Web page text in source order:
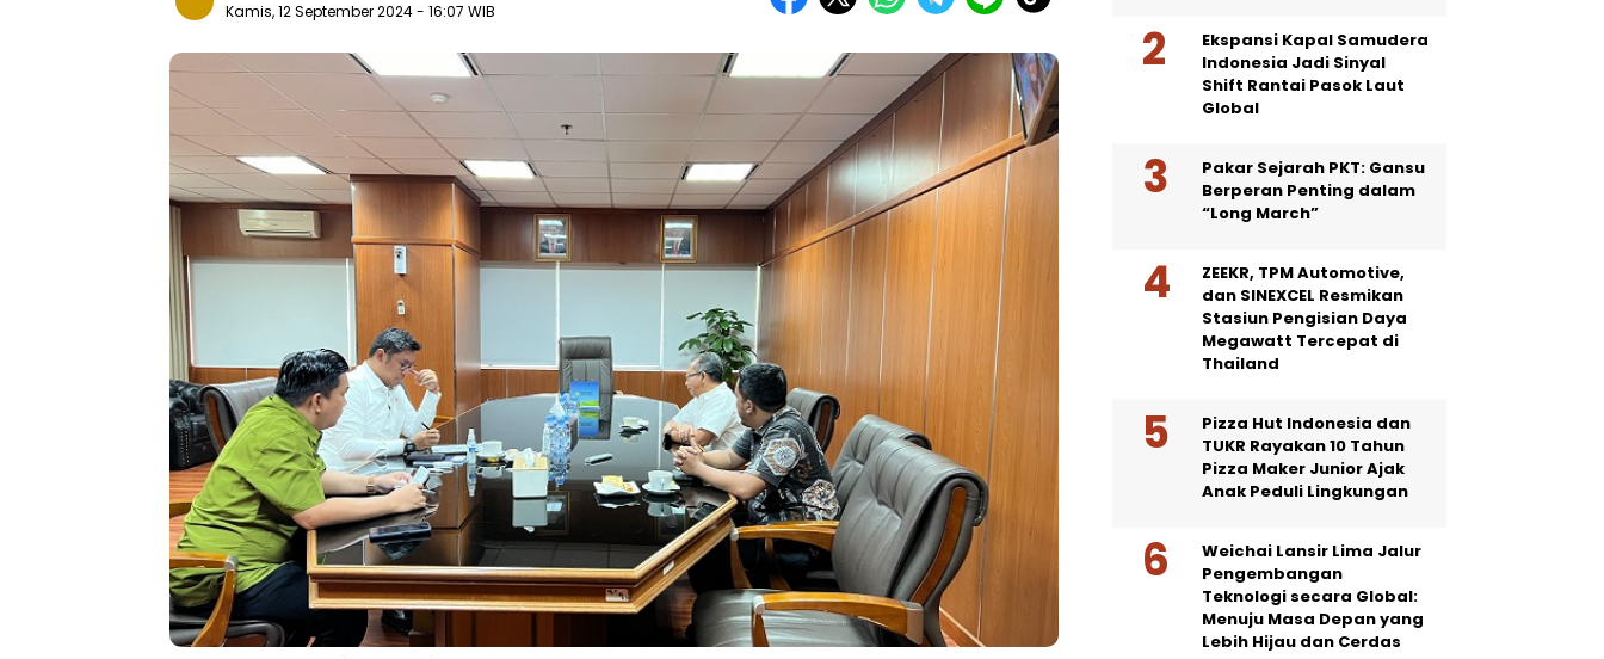
Kamis, 12 September 2024- 16:07 WIB
Ekspansi Kapal Samudera
Indonesia Jadi Sinyal
Shift Rantai Pasok Laut
Global
Pakar Sejarah PKT: Gansu
Berperan Penting dalam
“Long March”
ZEEKR, TPM Automotive,
dan SINEXCEL Resmikan
Stasiun Pengisian Daya
Megawatt Tercepat di
Thailand
Pizza Hut Indonesia dan
TUKR Rayakan 10 Tahun
Pizza Maker Junior Ajak
Anak Peduli Lingkungan
Weichai Lansir Lima Jalur
Pengembangan
Teknologi secara Global:
Menuju Masa Depan yang
Lebih Hijau dan Cerdas